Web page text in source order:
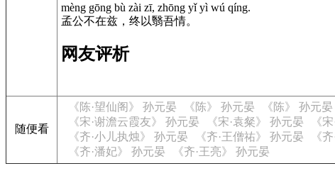
mèng gōng bù zài zī, zhōng yǐ yì wú qíng.
孟公不在兹，终以翳吾情。
网友评析
随便看
《陈·望仙阁》 孙元晏 《陈》 孙元晏 《陈》 孙元晏
《宋·谢澹云霞友》 孙元晏
《宋·袁粲》 孙元晏 《
《齐·小儿执烛》 孙元晏
《齐·王僧祐》 孙元晏 《
《齐·潘妃》 孙元晏
《齐·王亮》 孙元晏